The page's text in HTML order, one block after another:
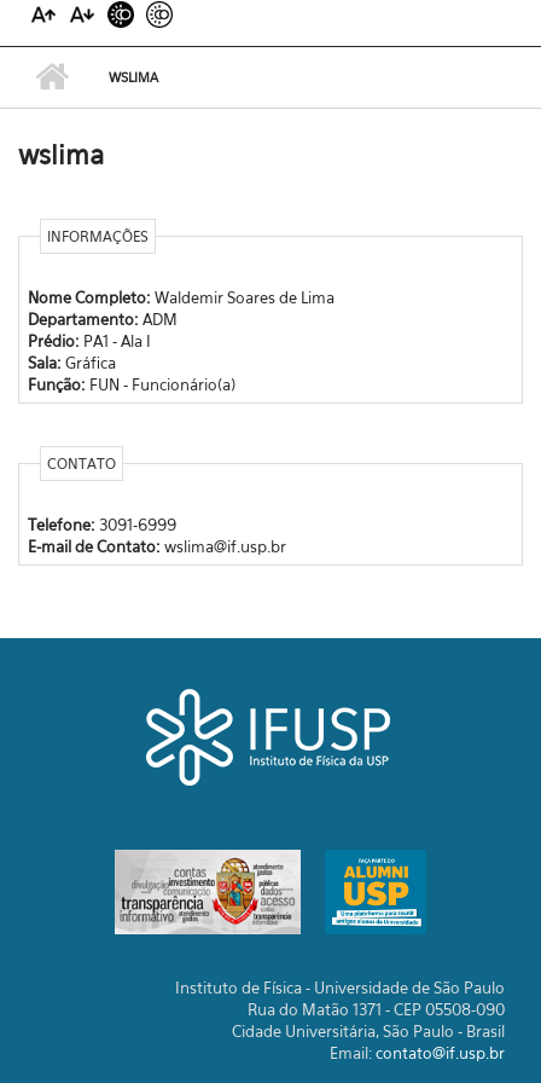
WSLIMA
wslima
INFORMAÇÕES
Nome Completo: Waldemir Soares de Lima
Departamento: ADM
Prédio: PA1 - Ala I
Sala: Gráfica
Função: FUN - Funcionário(a)
CONTATO
Telefone: 3091-6999
E-mail de Contato: wslima@if.usp.br
Instituto de Física - Universidade de São Paulo
Rua do Matão 1371 - CEP 05508-090
Cidade Universitária, São Paulo - Brasil
Email:contato@if.usp.br